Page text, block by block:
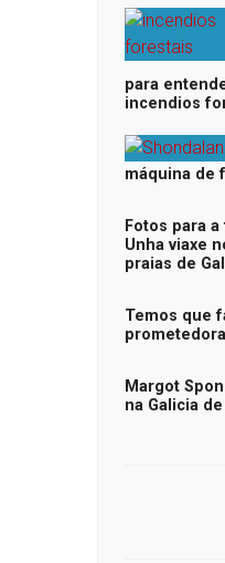
para
incendios
máquina de
Fotos para
Unha viaxe
praias de
Temos que
prometedora
Margot
na Galicia de